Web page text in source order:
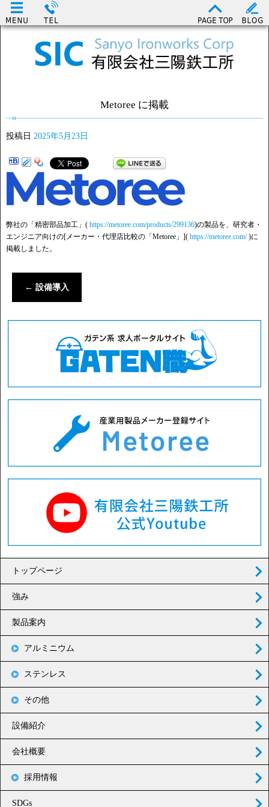
Metoree に掲載
投稿日 2025年5月23日
弊社の「精密部品加工」( https://metoree.com/products/299136)の製品を、研究者・
エンジニア向けの[メーカー・代理店比較の「Metoree」]( https://metoree.com/)に
掲載しました。
← 設備導入
トップページ
強み
製品案内
アルミニウム
ステンレス
その他
設備紹介
会社概要
採用情報
SDGs